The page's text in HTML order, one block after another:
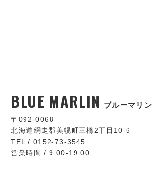
BLUE MARLIN ブルーマリン
〒092-0068
北海道網走郡美幌町三橋2丁目10-6
TEL / 0152-73-3545
営業時間 / 9:00-19:00